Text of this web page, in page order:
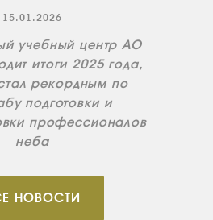
15.01.2026
учебный центр АО
итоги 2025 года,
рекордным по
подготовки и
профессионалов
неба
НОВОСТИ